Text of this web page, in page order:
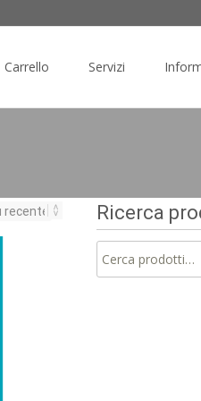
Carrello Servizi
Ricerca
Cerca: